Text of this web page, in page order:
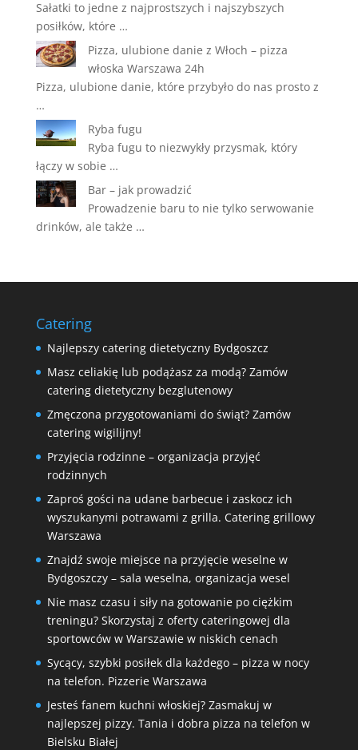
Sałatki to jedne z najprostszych i najszybszych
posiłków, które …
Pizza, ulubione danie z Włoch – pizza
włoska Warszawa 24h
Pizza, ulubione danie, które przybyło do nas prosto z
…
Ryba fugu
Ryba fugu to niezwykły przysmak, który
łączy w sobie …
Bar – jak prowadzić
Prowadzenie baru to nie tylko serwowanie
drinków, ale także …
Catering
Najlepszy catering dietetyczny Bydgoszcz
Masz celiakię lub podążasz za modą? Zamów
catering dietetyczny bezglutenowy
Zmęczona przygotowaniami do świąt? Zamów
catering wigilijny!
Przyjęcia rodzinne – organizacja przyjęć
rodzinnych
Zaproś gości na udane barbecue i zaskocz ich
wyszukanymi potrawami z grilla. Catering grillowy
Warszawa
Znajdź swoje miejsce na przyjęcie weselne w
Bydgoszczy – sala weselna, organizacja wesel
Nie masz czasu i siły na gotowanie po ciężkim
treningu? Skorzystaj z oferty cateringowej dla
sportowców w Warszawie w niskich cenach
Sycący, szybki posiłek dla każdego – pizza w nocy
na telefon. Pizzerie Warszawa
Jesteś fanem kuchni włoskiej? Zasmakuj w
najlepszej pizzy. Tania i dobra pizza na telefon w
Bielsku Białej